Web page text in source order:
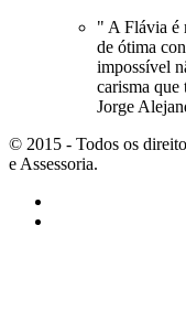
" A Flávia é
de ótima
impossível
carisma que
Jorge
© 2015 - Todos os
e Assessoria.